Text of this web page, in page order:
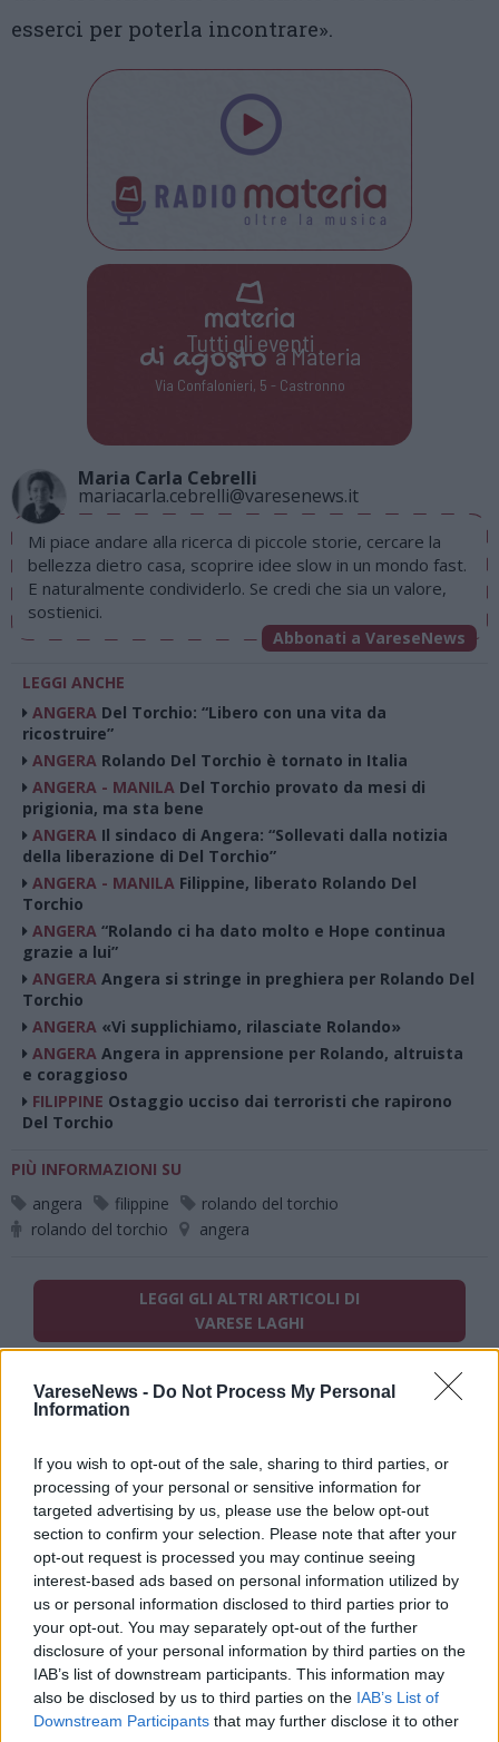
VareseNews - Do Not Process My Personal
Information
If you wish to opt-out of the sale, sharing to third parties, or
processing of your personal or sensitive information for
targeted advertising by us, please use the below opt-out
section to confirm your selection. Please note that after your
opt-out request is processed you may continue seeing
interest-based ads based on personal information utilized by
us or personal information disclosed to third parties prior to
your opt-out. You may separately opt-out of the further
disclosure of your personal information by third parties on the
IAB’s list of downstream participants. This information may
also be disclosed by us to third parties on the IAB’s List of
Downstream Participants that may further disclose it to other
esserci per poterla incontrare».
Tutti gli eventi
di agostoa Materia
Via Confalonieri, 5 - Castronno
Maria Carla Cebrelli
mariacarla.cebrelli@varesenews.it
Mi piace andare alla ricerca di piccole storie, cercare la
bellezza dietro casa, scoprire idee slow in un mondo fast.
E naturalmente condividerlo. Se credi che sia un valore,
sostienici.
Abbonati a VareseNews
LEGGI ANCHE
ANGERA Del Torchio: “Libero con una vita da
ricostruire”
ANGERA Rolando Del Torchio è tornato in Italia
ANGERA - MANILA Del Torchio provato da mesi di
prigionia, ma sta bene
ANGERA Il sindaco di Angera: “Sollevati dalla notizia
della liberazione di Del Torchio”
ANGERA - MANILA Filippine, liberato Rolando Del
Torchio
ANGERA “Rolando ci ha dato molto e Hope continua
grazie a lui”
ANGERA Angera si stringe in preghiera per Rolando Del
Torchio
ANGERA «Vi supplichiamo, rilasciate Rolando»
ANGERA Angera in apprensione per Rolando, altruista
e coraggioso
FILIPPINE Ostaggio ucciso dai terroristi che rapirono
Del Torchio
PIÙ INFORMAZIONI SU
angera
filippine
rolando del torchio
rolando del torchio
angera
LEGGI GLI ALTRI ARTICOLI DI
VARESE LAGHI
ADV